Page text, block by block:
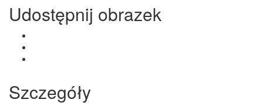
Udostępnij obrazek
Szczegóły